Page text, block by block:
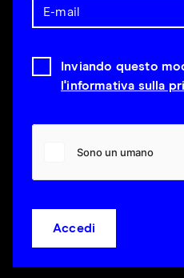
Inviando questo
l'informativa sulla
Accedi